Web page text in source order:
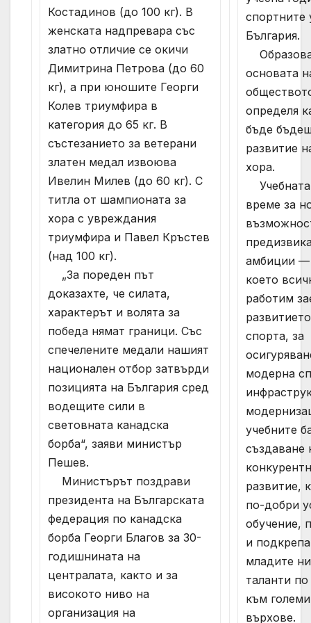
Костадинов (до 100 кг). В
женската надпревара със
златно отличие се окичи
Димитрина Петрова (до 60
кг), а при юношите Георги
Колев триумфира в
категория до 65 кг. В
състезанието за ветерани
златен медал извоюва
Ивелин Милев (до 60 кг). С
титла от шампионата за
хора с увреждания
триумфира и Павел Кръстев
(над 100 кг).
„За пореден път
доказахте, че силата,
характерът и волята за
победа нямат граници. Със
спечелените медали нашият
национален отбор затвърди
позицията на България сред
водещите сили в
световната канадска
борба“, заяви министър
Пешев.
Министърът поздрави
президента на Българската
федерация по канадска
борба Георги Благов за 30-
годишнината на
централата, както и за
високото ниво на
организация на
спортните
България.
основата
определя
бъде
развитие
хора.
време за
амбиции
което
работим
спорта, за
модерна
учебните
създаване
развитие,
по-добри
обучение,
и
младите
таланти
към
върхове.